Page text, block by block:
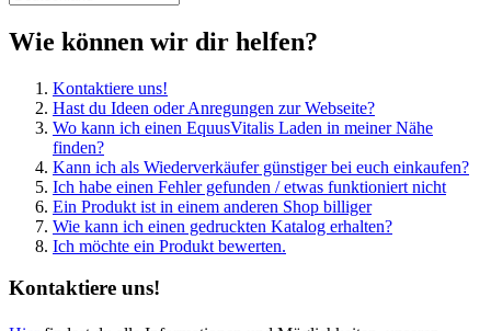
Wie können wir dir helfen?
Kontaktiere uns!
Hast du Ideen oder Anregungen zur Webseite?
Wo kann ich einen EquusVitalis Laden in meiner Nähe
finden?
Kann ich als Wiederverkäufer günstiger bei euch einkaufen?
Ich habe einen Fehler gefunden / etwas funktioniert nicht
Ein Produkt ist in einem anderen Shop billiger
Wie kann ich einen gedruckten Katalog erhalten?
Ich möchte ein Produkt bewerten.
Kontaktiere uns!